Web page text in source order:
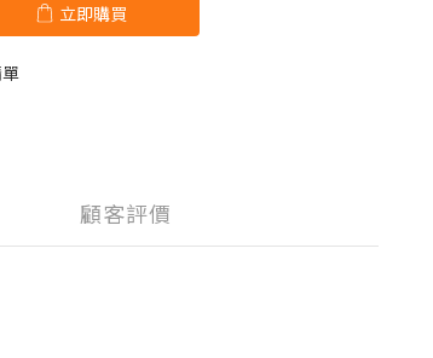
立即購買
顧客評價